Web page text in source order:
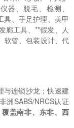
仪器、脱毛、检测、
具、手足护理、美甲
廊工具、**假发、人
软管、包装设计、代
与连锁沙龙；快速建
洲SABS/NRCS认证
覆盖南非、东非、西